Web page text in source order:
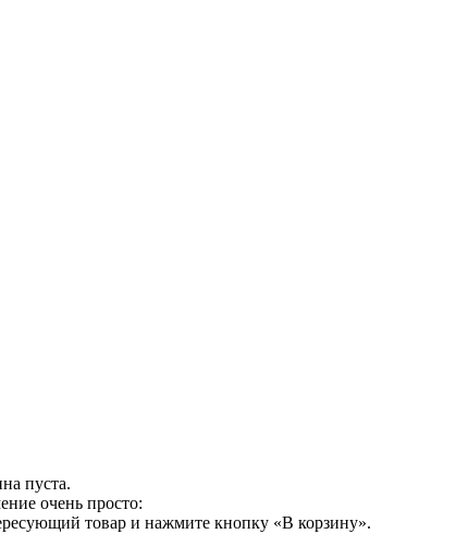
пуста.
очень просто:
товар и нажмите кнопку «В корзину».